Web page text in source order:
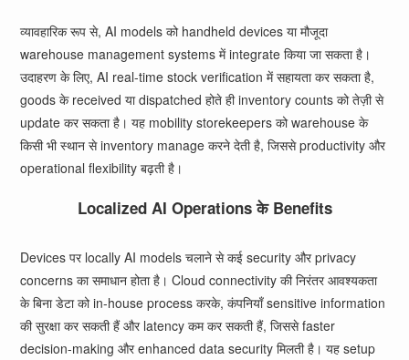
व्यावहारिक रूप से, AI models को handheld devices या मौजूदा
warehouse management systems में integrate किया जा सकता है।
उदाहरण के लिए, AI real-time stock verification में सहायता कर सकता है,
goods के received या dispatched होते ही inventory counts को तेज़ी से
update कर सकता है। यह mobility storekeepers को warehouse के
किसी भी स्थान से inventory manage करने देती है, जिससे productivity और
operational flexibility बढ़ती है।
Localized AI Operations के Benefits
Devices पर locally AI models चलाने से कई security और privacy
concerns का समाधान होता है। Cloud connectivity की निरंतर आवश्यकता
के बिना डेटा को in-house process करके, कंपनियाँ sensitive information
की सुरक्षा कर सकती हैं और latency कम कर सकती हैं, जिससे faster
decision-making और enhanced data security मिलती है। यह setup